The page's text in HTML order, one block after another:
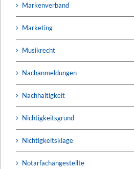
Markenverband
Marketing
Musikrecht
Nachanmeldungen
Nachhaltigkeit
Nichtigkeitsgrund
Nichtigkeitsklage
Notarfachangestellte